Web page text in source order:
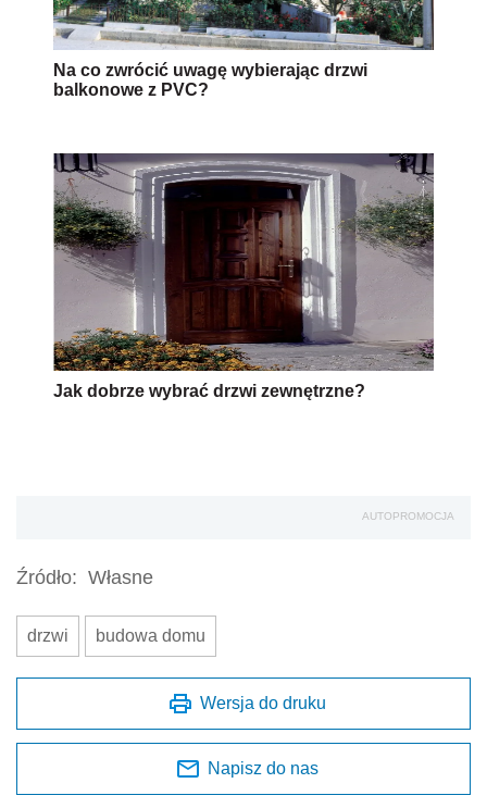
Na co zwrócić uwagę wybierając drzwi
balkonowe z PVC?
Jak dobrze wybrać drzwi zewnętrzne?
AUTOPROMOCJA
Źródło: Własne
drzwi budowa domu
Wersja do druku
Napisz do nas